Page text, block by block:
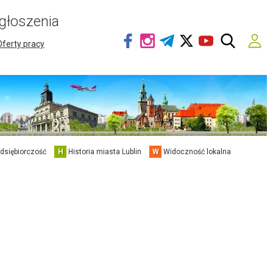
pracy
H Historia miasta Lublin W Widoczność lokalna